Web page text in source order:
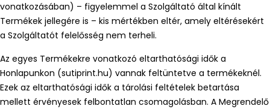
vonatkozásában) – figyelemmel a Szolgáltató által kínált
Termékek jellegére is – kis mértékben eltér, amely eltérésekért
a Szolgáltatót felelősség nem terheli.
Az egyes Termékekre vonatkozó eltarthatósági idők a
Honlapunkon (sutiprint.hu) vannak feltüntetve a termékeknél.
Ezek az eltarthatósági idők a tárolási feltételek betartása
mellett érvényesek felbontatlan csomagolásban. A Megrendelő